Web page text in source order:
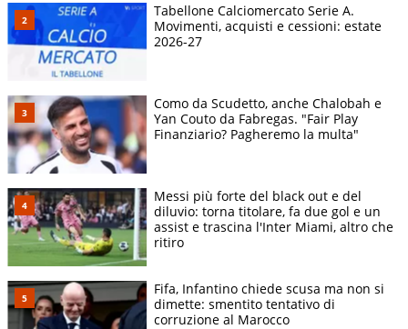
Tabellone Calciomercato Serie A.
Movimenti, acquisti e cessioni: estate
2026-27
Como da Scudetto, anche Chalobah e
Yan Couto da Fabregas. "Fair Play
Finanziario? Pagheremo la multa"
Messi più forte del black out e del
diluvio: torna titolare, fa due gol e un
assist e trascina l'Inter Miami, altro che
ritiro
Fifa, Infantino chiede scusa ma non si
dimette: smentito tentativo di
corruzione al Marocco